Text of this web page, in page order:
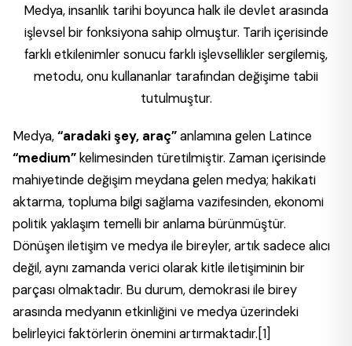
Medya, insanlık tarihi boyunca halk ile devlet arasında
işlevsel bir fonksiyona sahip olmuştur. Tarih içerisinde
farklı etkilenimler sonucu farklı işlevsellikler sergilemiş,
metodu, onu kullananlar tarafından değişime tabii
tutulmuştur.
Medya,“aradaki şey, araç”anlamına gelen Latince
“medium”kelimesinden türetilmiştir. Zaman içerisinde
mahiyetinde değişim meydana gelen medya; hakikati
aktarma, topluma bilgi sağlama vazifesinden, ekonomi
politik yaklaşım temelli bir anlama bürünmüştür.
Dönüşen iletişim ve medya ile bireyler, artık sadece alıcı
değil, aynı zamanda verici olarak kitle iletişiminin bir
parçası olmaktadır. Bu durum, demokrasi ile birey
arasında medyanın etkinliğini ve medya üzerindeki
belirleyici faktörlerin önemini artırmaktadır.[1]